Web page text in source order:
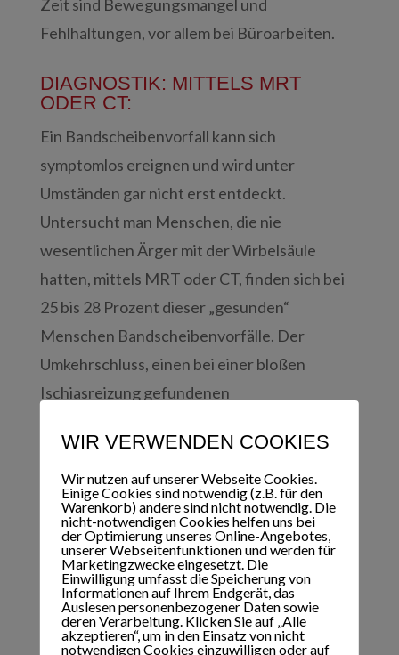
Zeit sind Bewegungsmangel und
Fehlhaltungen, vor allem bei Büroarbeiten.
DIAGNOSTIK: MITTELS MRT
ODER CT:
Ein Bandscheibenvorfall kann sich
symptomlos ereignen und wird unter
Umständen gar nicht erst entdeckt.
Untersucht man Menschen, die nie
wesentlichen Ärger mit der Wirbelsäule
hatten, mittels MRT oder CT, finden sich bei
25 bis 28 Prozent dieser „gesunden“
Menschen Bandscheibenvorfälle. Der
Umkehrschluss, einen bei einer bloßen
Ischiasreizung gefundenen
anzusprechen und zu operieren, kann daher
falsch sein.
Ein Arzt kann die Diagnose stellen. Ein
Bandscheibenvorfall kann zu einem
positiven Lasègue-Zeichen und Kernig-
Zeichen führen. Häufig wird diese durch
bildgebende Verfahren unterstützt. Eine
rasche Behandlung kann schädliche Folgen
WIR VERWENDEN COOKIES
Wir nutzen auf unserer Webseite Cookies.
Einige Cookies sind notwendig (z.B. für den
Warenkorb) andere sind nicht notwendig. Die
nicht-notwendigen Cookies helfen uns bei
der Optimierung unseres Online-Angebotes,
unserer Webseitenfunktionen und werden für
Marketingzwecke eingesetzt. Die
Einwilligung umfasst die Speicherung von
Informationen auf Ihrem Endgerät, das
Auslesen personenbezogener Daten sowie
deren Verarbeitung. Klicken Sie auf „Alle
akzeptieren“, um in den Einsatz von nicht
notwendigen Cookies einzuwilligen oder auf